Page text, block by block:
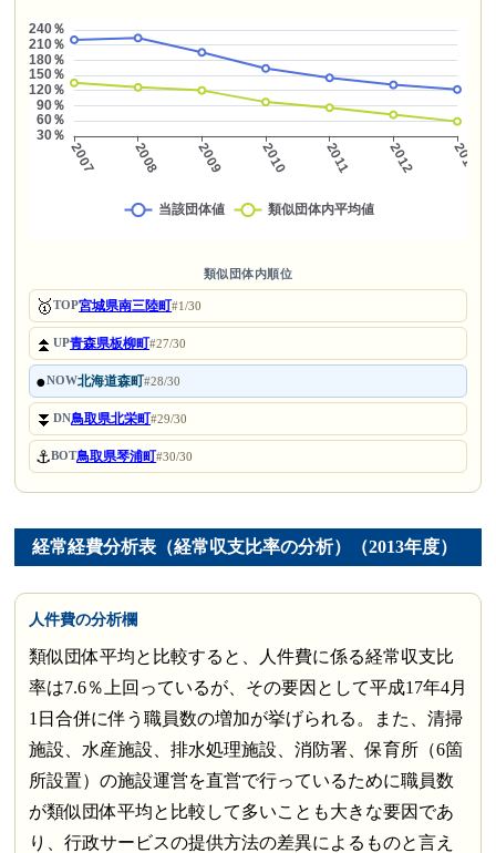
類似団体内順位
🥇TOP宮城県南三陸町#1/30
⏫UP青森県板柳町#27/30
●NOW北海道森町#28/30
⏬DN鳥取県北栄町#29/30
⚓BOT鳥取県琴浦町#30/30
経常経費分析表（経常収支比率の分析）（2013年度）
人件費の分析欄
類似団体平均と比較すると、人件費に係る経常収支比
率は7.6％上回っているが、その要因として平成17年4月
1日合併に伴う職員数の増加が挙げられる。また、清掃
施設、水産施設、排水処理施設、消防署、保育所（6箇
所設置）の施設運営を直営で行っているために職員数
が類似団体平均と比較して多いことも大きな要因であ
り、行政サービスの提供方法の差異によるものと言え